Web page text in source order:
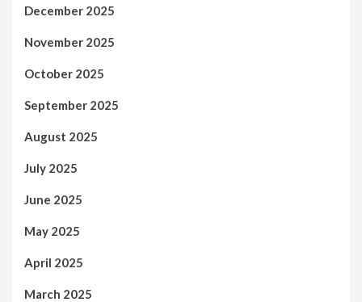
December 2025
November 2025
October 2025
September 2025
August 2025
July 2025
June 2025
May 2025
April 2025
March 2025